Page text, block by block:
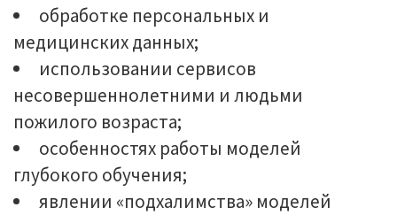
обработке персональных и
медицинских данных;
использовании сервисов
несовершеннолетними и людьми
пожилого возраста;
особенностях работы моделей
глубокого обучения;
явлении «подхалимства» моделей